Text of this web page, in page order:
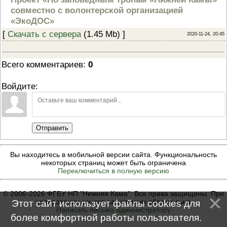
ПРОВЕРОЧНЫЙ ЛИСТ,
ПРИМЕНЯЕМЫЙ ПРИ
ГОСУДАРСТВЕННОГО
ОБЛАСТИ ОХРАНЫ И
ФЕДЕРАЛЬНОГО ЗНАЧЕНИЯ
СВЕДЕНИЙ, КОТОРЫЕ МОГУТ
КОНТРОЛИРУЕМОГО ЛИЦА
совместно с волонтерской организацией
«ЭкоДОС»
[ Скачать с сервера(1.45 Mb) ] 2020-11-24, 20:45
Всего комментариев: 0
Войдите:
Отправить
Вы находитесь в мобильной версии сайта. Функциональность
некоторых страниц может быть ограничена
Переключиться в полную версию
© 2006-2026 ФГБУ НП "Нижняя Кама". Все права защищены. При
копировании ссылка на источник обязательна
Написать письмо администратору
Этот сайт использует файлы cookies для
более комфортной работы пользователя.